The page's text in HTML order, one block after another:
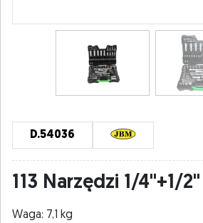
D.54036
113 Narzędzi 1/4"+1/2"
Waga: 7,1 kg